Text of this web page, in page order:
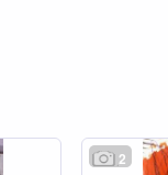
2